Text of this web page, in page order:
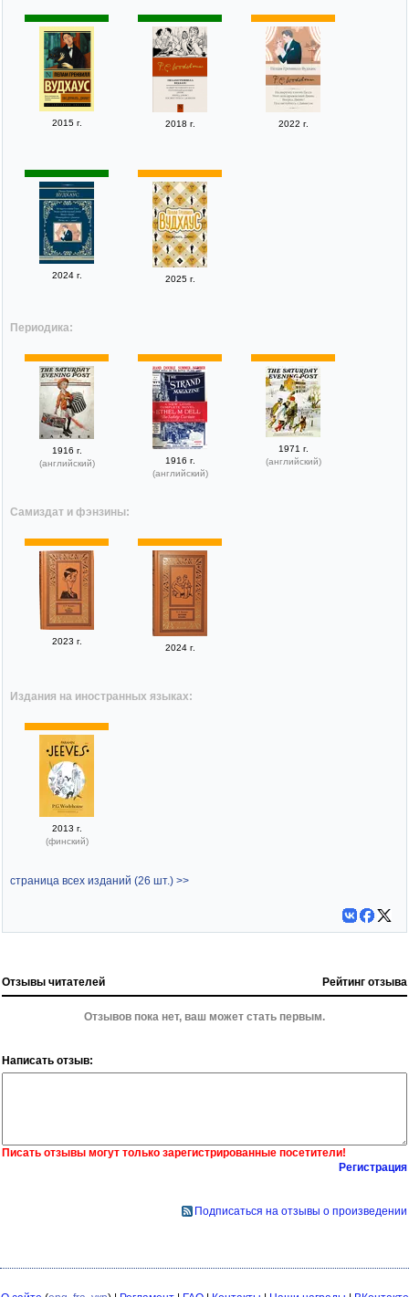
2015 г. 2018 г. 2022 г.
2024 г. 2025 г.
Периодика:
1916 г.
(английский)
1916 г.
(английский)
1971 г.
(английский)
Самиздат и фэнзины:
2023 г.
2024 г.
Издания на иностранных языках:
2013 г.
(финский)
страница всех изданий (26 шт.) >>
Отзывы читателей Рейтинг отзыва
Отзывов пока нет, ваш может стать первым.
Написать отзыв:
Писать отзывы могут только зарегистрированные посетители!
Регистрация
Подписаться на отзывы о произведении